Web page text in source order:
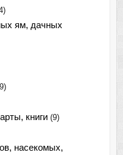
ям, дачных
книги (9)
насекомых,